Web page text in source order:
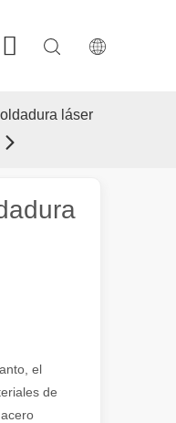
Contáctenos
láser
láser han surgido
el
de